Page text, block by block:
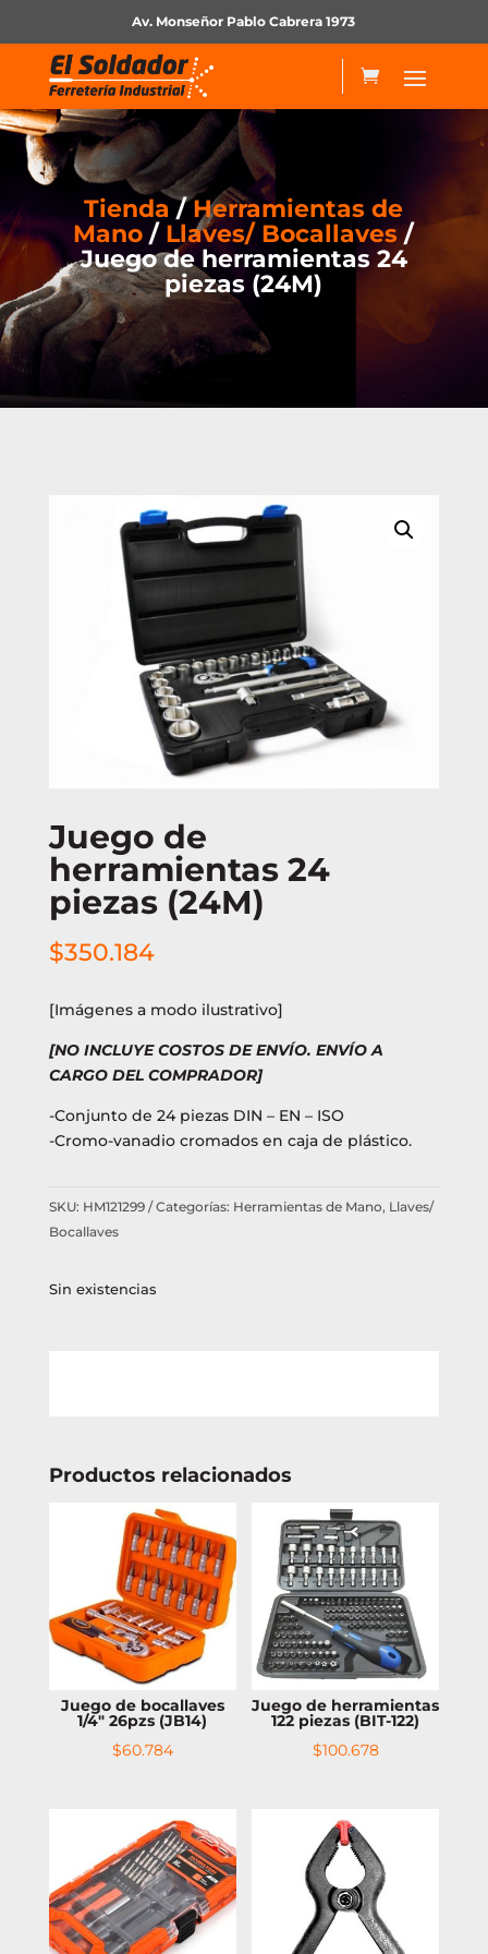
Av. Monseñor Pablo Cabrera 1973
Tienda /Herramientas de
Mano / Llaves/ Bocallaves/
Juego de herramientas 24
piezas (24M)
Juego de
herramientas 24
piezas (24M)
$350.184
[Imágenes a modo ilustrativo]
[NO INCLUYE COSTOS DE ENVÍO. ENVÍO A
CARGO DEL COMPRADOR]
-Conjunto de 24 piezas DIN – EN – ISO
-Cromo-vanadio cromados en caja de plástico.
SKU: HM121299 Categorías: Herramientas de Mano, Llaves/
Bocallaves
Sin existencias
Productos relacionados
Juego de bocallaves
1/4″ 26pzs (JB14)
$60.784
Juego de herramientas
122 piezas (BIT-122)
$100.678